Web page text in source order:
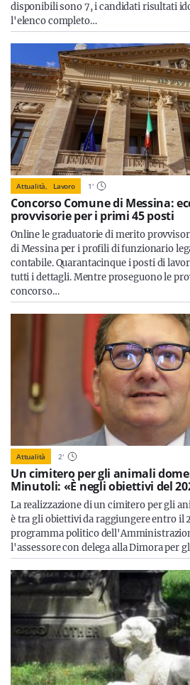
disponibili sono 7, i candidati risultati
l'elenco completo…
Attualità, Lavoro 1'
Concorso Comune di Messina:
provvisorie per i primi 45 posti
Online le graduatorie di merito
di Messina per i profili di funzionario
contabile. Quarantacinque i posti di
tutti i dettagli. Mentre proseguono le
concorso…
Attualità 2'
Un cimitero per gli animali
Minutoli: «È negli obiettivi del
La realizzazione di un cimitero per gli
è tra gli obiettivi da raggiungere entro il
programma politico
l'assessore con delega alla Dimora per